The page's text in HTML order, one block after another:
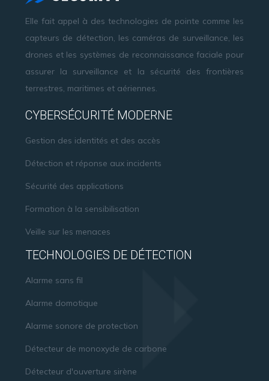
Elle fait appel à des technologies de pointe comme les
capteurs de détection, les caméras de surveillance, les
drones et les systèmes de reconnaissance faciale pour
assurer la surveillance et la sécurité des frontières
terrestres, maritimes et aériennes.
CYBERSÉCURITÉ MODERNE
Gestion des identités et des accès
Détection et réponse aux incidents
Sécurité des applications
Formation à la sensibilisation
Veille sur les menaces
TECHNOLOGIES DE DÉTECTION
Alarme sans fil
Alarme domotique
Alarme sonore de protection
Détecteur de monoxyde de carbone
Détecteur d'ouverture sirène